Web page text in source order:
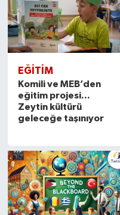
EĞITIM
Komili ve MEB’den
eğitim projesi...
Zeytin kültürü
geleceğe taşınıyor